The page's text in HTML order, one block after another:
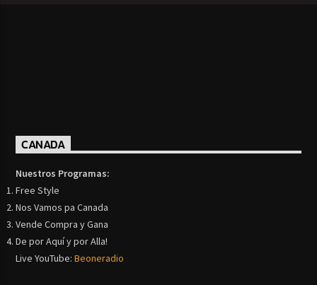
CANADA
Nuestros Programas:
Free Style
Nos Vamos pa Canada
Vende Compra y Gana
De por Aquí y por Alla!
Live YouTube:Beoneradio